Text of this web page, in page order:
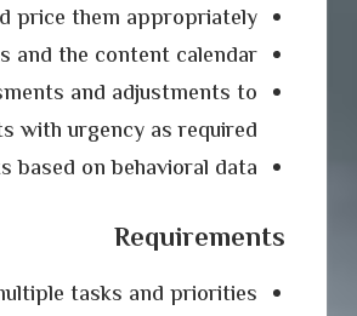
price them appropriately
and the content calendar
and adjustments to
with urgency as required
based on behavioral data
Requirements
tasks and priorities